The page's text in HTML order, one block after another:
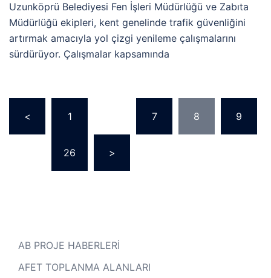
Uzunköprü Belediyesi Fen İşleri Müdürlüğü ve Zabıta
Müdürlüğü ekipleri, kent genelinde trafik güvenliğini
artırmak amacıyla yol çizgi yenileme çalışmalarını
sürdürüyor. Çalışmalar kapsamında
< 1 7 8 9
26 >
AB PROJE HABERLERİ
AFET TOPLANMA ALANLARI